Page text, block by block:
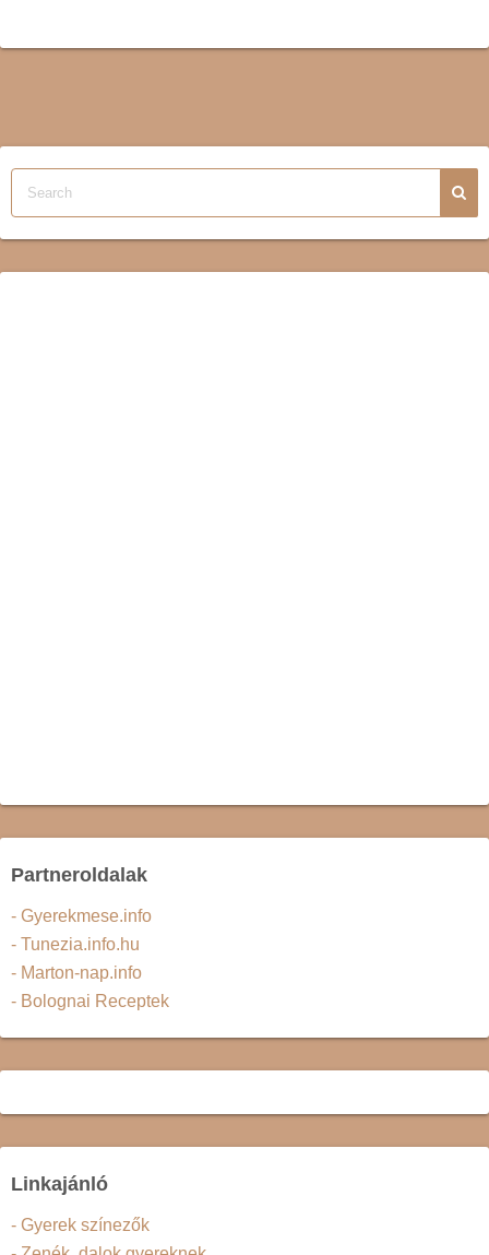
Partneroldalak
- Gyerekmese.info
- Tunezia.info.hu
- Marton-nap.info
- Bolognai Receptek
Linkajánló
- Gyerek színezők